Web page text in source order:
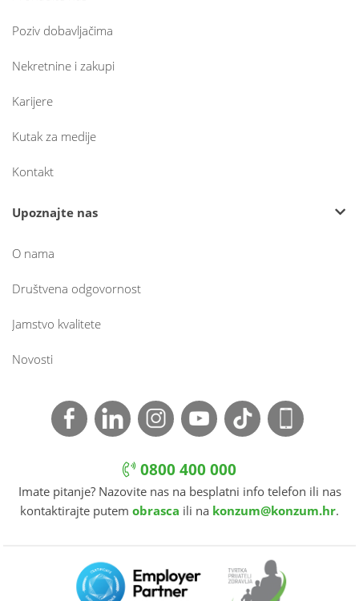
Poziv dobavljačima
Nekretnine i zakupi
Karijere
Kutak za medije
Kontakt
Upoznajte nas
O nama
Društvena odgovornost
Jamstvo kvalitete
Novosti
0800 400 000
Imate pitanje? Nazovite nas na besplatni info telefon ili nas
kontaktirajte putem obrasca ili na konzum@konzum.hr.